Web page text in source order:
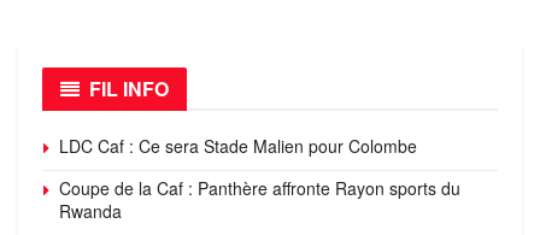
FIL INFO
LDC Caf : Ce sera Stade Malien pour Colombe
Coupe de la Caf : Panthère affronte Rayon sports du
Rwanda